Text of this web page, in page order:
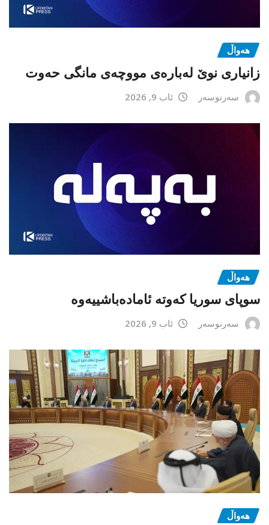
هەواڵ
زانیاری نوێ لەبارەی مووچەی مانگی حەوت
سەرنوسەر ئاب 9, 2026
هەواڵ
سوپای سوریا کەوتە ئامادەباشییەوە
سەرنوسەر ئاب 9, 2026
هەواڵ